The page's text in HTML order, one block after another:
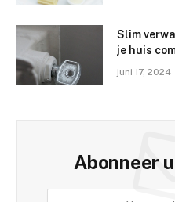
Slim
je huis
juni 17, 2024
Abonneer